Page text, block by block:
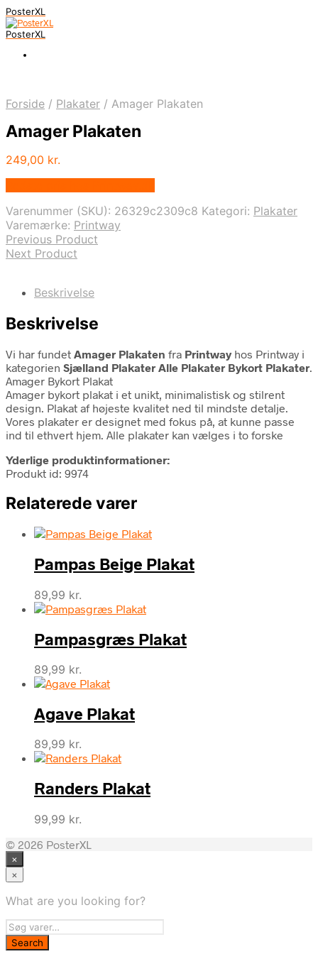
PosterXL
PosterXL
Forside / Plakater / Amager Plakaten
Amager Plakaten
249,00 kr.
Varenummer (SKU): 26329c2309c8 Kategori: Plakater
Varemærke: Printway
Previous Product
Next Product
Beskrivelse
Beskrivelse
Vi har fundet Amager Plakaten fra Printwayhos Printway i
kategorien Sjælland Plakater Alle Plakater Bykort Plakater.
Amager Bykort Plakat
Amager bykort plakat i et unikt, minimalistisk og stilrent
design. Plakat af højeste kvalitet ned til mindste detalje.
Vores plakater er designet med fokus på, at kunne passe
ind til ethvert hjem. Alle plakater kan vælges i to forske
Yderlige produktinformationer:
Produkt id: 9974
Relaterede varer
Pampas Beige Plakat
89,99 kr.
Pampasgræs Plakat
89,99 kr.
Agave Plakat
89,99 kr.
Randers Plakat
99,99 kr.
© 2026 PosterXL
×
×
What are you looking for?